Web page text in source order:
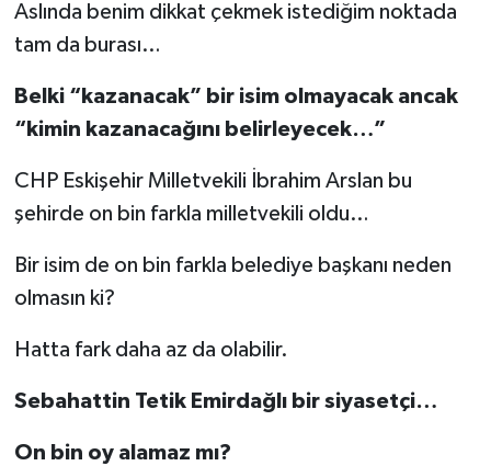
Aslında benim dikkat çekmek istediğim noktada
tam da burası…
Belki “kazanacak” bir isim olmayacak ancak
“kimin kazanacağını belirleyecek…”
CHP Eskişehir Milletvekili İbrahim Arslan bu
şehirde on bin farkla milletvekili oldu…
Bir isim de on bin farkla belediye başkanı neden
olmasın ki?
Hatta fark daha az da olabilir.
Sebahattin Tetik Emirdağlı bir siyasetçi…
On bin oy alamaz mı?